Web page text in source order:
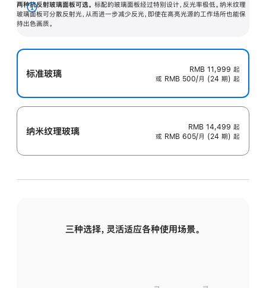
两种抗反射玻璃面板可选。 标配的玻璃面板经过特别设计，反光率极低。纳米纹理
玻璃面板可分散反射光，从而进一步减少反光，即使在高亮光源的工作场所也能保
持出色画质。
展
开
标准玻璃 RMB 11,999 起
或 RMB 500/月 (24 期) 起
纳米纹理玻璃 RMB 14,499 起
或 RMB 605/月 (24 期) 起
三种选择，灵活适应各种使用场景。